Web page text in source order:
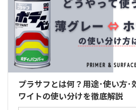
プラサフとは何？用途･使い方･
ワイトの使い分けを徹底解説